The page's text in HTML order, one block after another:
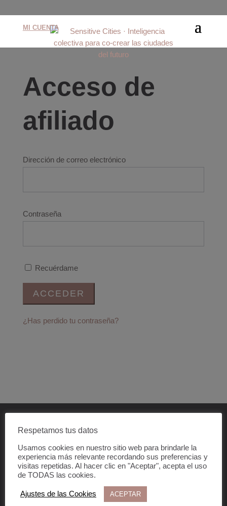
MI CUENTA
Acceso de
afiliado
Dirección de correo electrónico
Contraseña
Recuérdame
¿Has perdido tu contraseña?
Suscríbete a nuestra
Respetamos tus datos
Usamos cookies en nuestro sitio web para brindarle la
experiencia más relevante recordando sus preferencias y
visitas repetidas. Al hacer clic en "Aceptar", acepta el uso
de TODAS las cookies.
Ajustes de las Cookies ACEPTAR